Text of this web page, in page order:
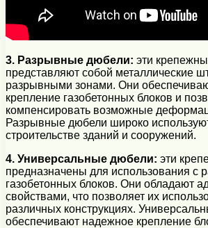
3. Разрывные дюбели: эти
представляют собой металлические
разрывными зонами. Они
крепление газобетонных блоков и
компенсировать возможные
Разрывные дюбели широко
строительстве зданий и сооружений.
4. Универсальные дюбели: эти
предназначены для использования с
газобетонных блоков. Они обладают
свойствами, что позволяет их
различных конструкциях.
обеспечивают надежное крепление